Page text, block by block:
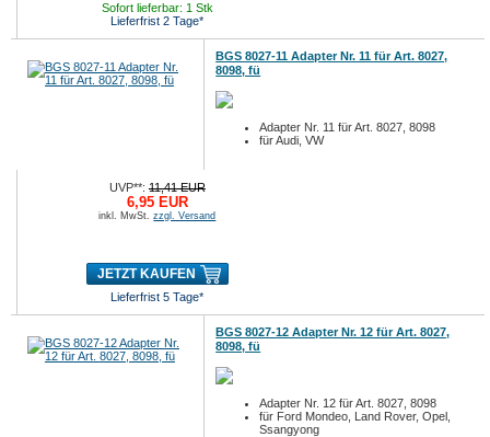
Sofort lieferbar: 1 Stk
Lieferfrist 2 Tage*
BGS 8027-11 Adapter Nr. 11 für Art. 8027,
8098, fü
Adapter Nr. 11 für Art. 8027, 8098
für Audi, VW
UVP**:11,41 EUR
6,95 EUR
inkl. MwSt.zzgl. Versand
JETZT KAUFEN
Lieferfrist 5 Tage*
BGS 8027-12 Adapter Nr. 12 für Art. 8027,
8098, fü
Adapter Nr. 12 für Art. 8027, 8098
für Ford Mondeo, Land Rover, Opel,
Ssangyong